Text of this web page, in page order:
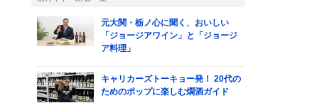
元大関・栃ノ心に聞く、おいしい
「ジョージアワイン」と「ジョージ
ア料理」
キャリカーズトーキョー発！ 20代の
ためのポップに楽しむ燗酒ガイド